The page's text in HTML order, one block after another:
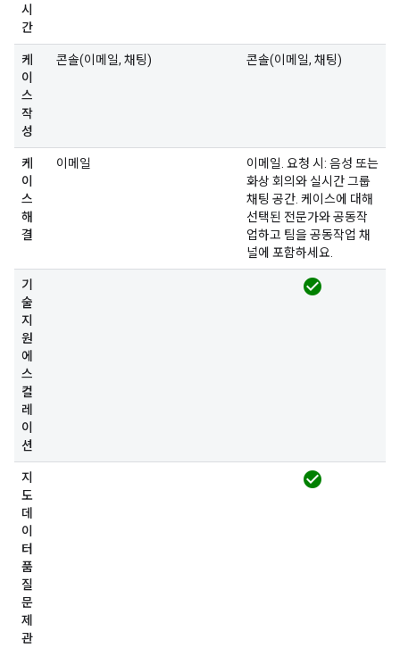
시
간
케
이
스
작
성
콘솔(이메일, 채팅) 콘솔(이메일, 채팅)
케
이
스
해
결
이메일
이메일. 요청 시: 음성 또는
화상 회의와 실시간 그룹
채팅 공간. 케이스에 대해
선택된 전문가와 공동작
업하고 팀을 공동작업 채
널에 포함하세요.
기
술
지
원
에
스
컬
레
이
션
check_circle
지
도
데
이
터
품
질
문
제
관
check_circle